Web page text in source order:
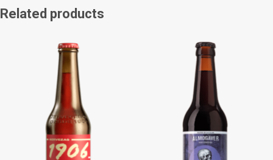
Related products